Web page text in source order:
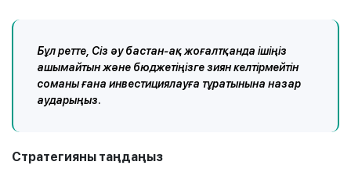
Бұл ретте, Сіз әу бастан-ақ жоғалтқанда ішіңіз
ашымайтын және бюджетіңізге зиян келтірмейтін
соманы ғана инвестициялауға тұратынына назар
аударыңыз.
Стратегияны таңдаңыз